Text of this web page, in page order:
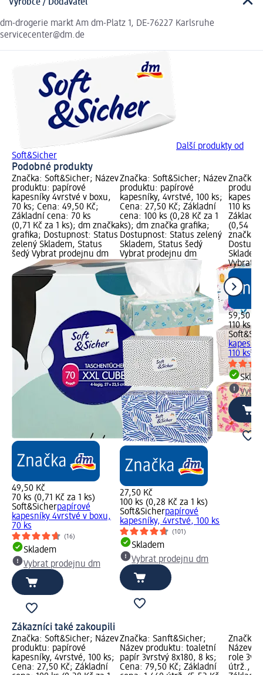
Výrobce / Dodavatel
dm-drogerie markt Am dm-Platz 1, DE-76227 Karlsruhe
servicecenter@dm.de
Další produkty od
Soft&Sicher
Podobné produkty
Značka: Soft&Sicher; Název
produktu: papírové
kapesníky 4vrstvé v boxu,
70 ks; Cena: 49,50 Kč;
Základní cena: 70 ks
(0,71 Kč za 1 ks); dm značka
grafika; Dostupnost: Status
zelený Skladem, Status
šedý Vybrat prodejnu dm
49,50 Kč
70 ks (0,71 Kč za 1 ks)
Soft&Sicherpapírové
kapesníky 4vrstvé v boxu,
70 ks
(16)
Skladem
Vybrat prodejnu dm
Značka: Soft&Sicher; Název
produktu: papírové
kapesníky, 4vrstvé, 100 ks;
Cena: 27,50 Kč; Základní
cena: 100 ks (0,28 Kč za 1
ks); dm značka grafika;
Dostupnost: Status zelený
Skladem, Status šedý
Vybrat prodejnu dm
27,50 Kč
100 ks (0,28 Kč za 1 ks)
Soft&Sicherpapírové
kapesníky, 4vrstvé, 100 ks
(101)
Skladem
Vybrat prodejnu dm
Značka:
110 ks;
Základní
(0,54 Kč
značka
Vybrat
59,50 Kč
110 ks
110 ks
Zákazníci také zakoupili
Značka: Soft&Sicher; Název
produktu: papírové
kapesníky, 4vrstvé, 100 ks;
Cena: 27,50 Kč; Základní
Značka: Sanft&Sicher;
Název produktu: toaletní
papír 3vrstvý 8x180, 8 ks;
Cena: 79,50 Kč; Základní
Značka:
Název
role
útrž., 3